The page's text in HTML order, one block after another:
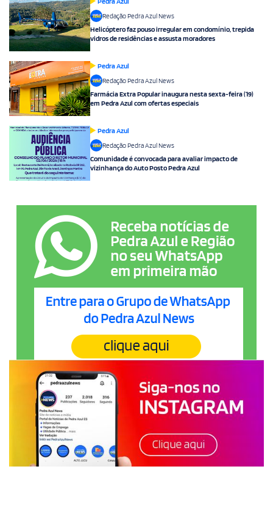
Redação Pedra Azul News
Helicóptero faz pouso irregular em condomínio, trepida
vidros de residências e assusta moradores
Pedra Azul
Redação Pedra Azul News
Farmácia Extra Popular inaugura nesta sexta-feira (19)
em Pedra Azul com ofertas especiais
Pedra Azul
Redação Pedra Azul News
Comunidade é convocada para avaliar impacto de
vizinhança do Auto Posto Pedra Azul